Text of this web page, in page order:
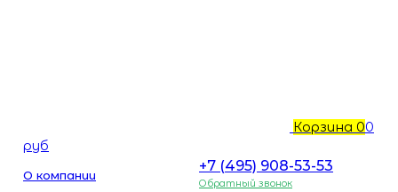
Корзина 00
руб
О компании
+7 (495) 908-53-53
Обратный звонок